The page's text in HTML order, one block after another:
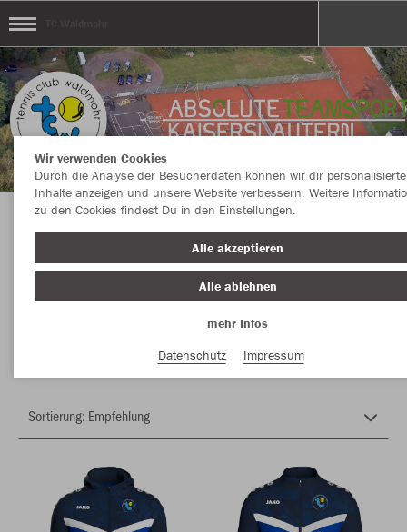
Herzlich Willkommen im Teamshop des TC
Waldmohr!!
Farbe
Wir verwenden Cookies
Durch die Analyse der Besucherdaten können wir dir personalisierte
Inhalte anzeigen und unsere Website verbessern. Weitere
zu den Cookies findest Du in den Einstellungen.
Alle akzeptieren
Alle ablehnen
mehr Infos
Datenschutz
Impressum